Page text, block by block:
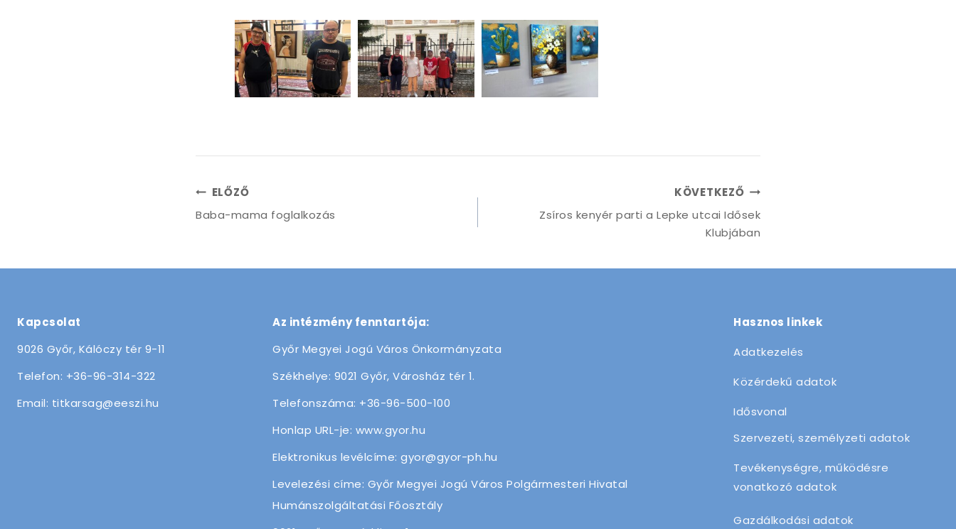
ELŐZŐ
Baba-mama foglalkozás
KÖVETKEZŐ
Zsíros kenyér parti a Lepke utcai Idősek
Klubjában
Kapcsolat
9026 Győr, Kálóczy tér 9-11
Telefon: +36-96-314-322
Email: titkarsag@eeszi.hu
Az intézmény fenntartója:
Győr Megyei Jogú Város Önkormányzata
Székhelye: 9021 Győr, Városház tér 1.
Telefonszáma: +36-96-500-100
Honlap URL-je: www.gyor.hu
Elektronikus levélcíme: gyor@gyor-ph.hu
Levelezési címe: Győr Megyei Jogú Város Polgármesteri Hivatal
Humánszolgáltatási Főosztály
Hasznos linkek
Adatkezelés
Közérdekű adatok
Idősvonal
Szervezeti, személyzeti adatok
Tevékenységre, működésre
vonatkozó adatok
Gazdálkodási adatok